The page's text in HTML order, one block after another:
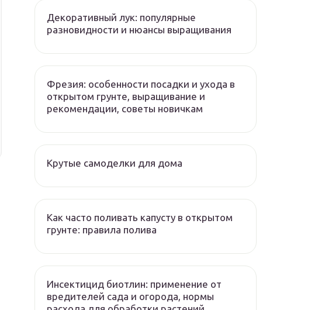
Декоративный лук: популярные
разновидности и нюансы выращивания
Фрезия: особенности посадки и ухода в
открытом грунте, выращивание и
рекомендации, советы новичкам
Крутые самоделки для дома
Как часто поливать капусту в открытом
грунте: правила полива
Инсектицид биотлин: применение от
вредителей сада и огорода, нормы